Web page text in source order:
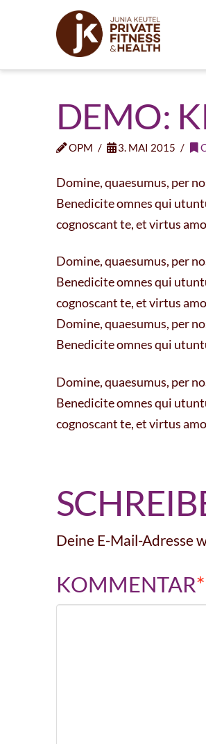
DEMO:
OPM 3. MAI 2015
Domine, quaesumus, per
Benedicite omnes qui
cognoscant te, et virtus
Domine, quaesumus, per
Benedicite omnes qui
cognoscant te, et virtus
Domine, quaesumus, per
Benedicite omnes qui
Domine, quaesumus, per
Benedicite omnes qui
cognoscant te, et virtus
Deine E-Mail-Adresse
KOMMENTAR*